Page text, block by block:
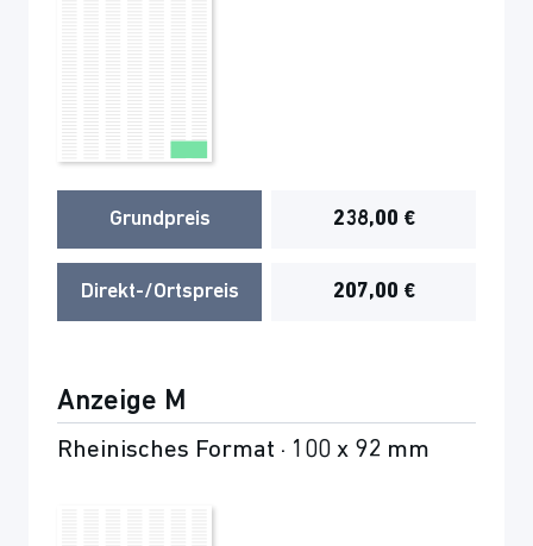
Grundpreis 238,00 €
Direkt-/Ortspreis 207,00 €
Anzeige M
Rheinisches Format · 100 x 92 mm